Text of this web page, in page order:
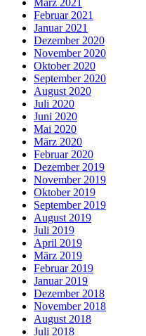
Februar 2021
Januar 2021
Dezember 2020
November 2020
Oktober 2020
September 2020
August 2020
Juli 2020
Juni 2020
Mai 2020
März 2020
Februar 2020
Dezember 2019
November 2019
Oktober 2019
September 2019
August 2019
Juli 2019
April 2019
März 2019
Februar 2019
Januar 2019
Dezember 2018
November 2018
August 2018
Juli 2018